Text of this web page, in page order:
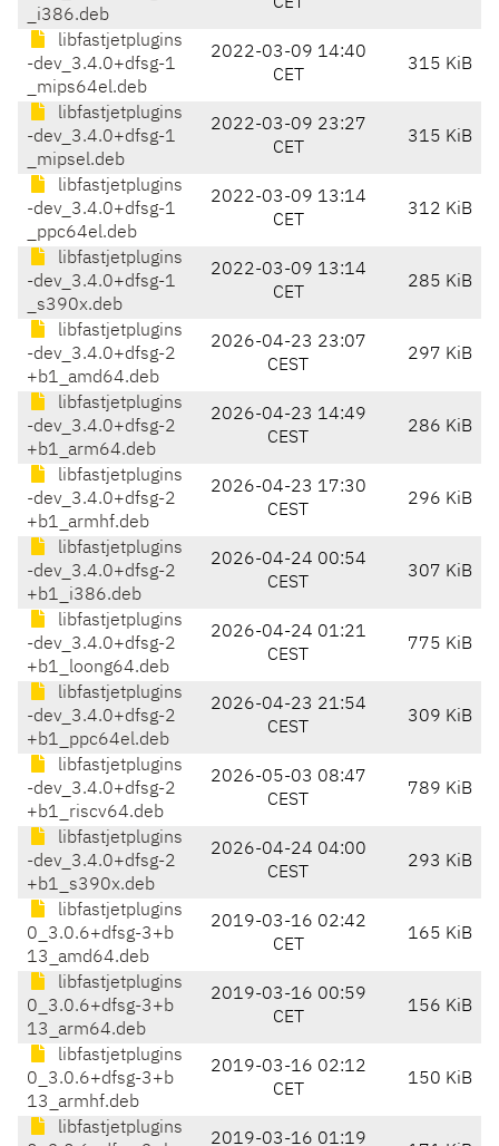
_i386.deb
libfastjetplugins
-dev_3.4.0+dfsg-1
_mips64el.deb
2022-03-09 14:40
CET
315 KiB
libfastjetplugins
-dev_3.4.0+dfsg-1
_mipsel.deb
2022-03-09 23:27
CET
315 KiB
libfastjetplugins
-dev_3.4.0+dfsg-1
_ppc64el.deb
2022-03-09 13:14
CET
312 KiB
libfastjetplugins
-dev_3.4.0+dfsg-1
_s390x.deb
2022-03-09 13:14
CET
285 KiB
libfastjetplugins
-dev_3.4.0+dfsg-2
+b1_amd64.deb
2026-04-23 23:07
CEST
297 KiB
libfastjetplugins
-dev_3.4.0+dfsg-2
+b1_arm64.deb
2026-04-23 14:49
CEST
286 KiB
libfastjetplugins
-dev_3.4.0+dfsg-2
+b1_armhf.deb
2026-04-23 17:30
CEST
296 KiB
libfastjetplugins
-dev_3.4.0+dfsg-2
+b1_i386.deb
2026-04-24 00:54
CEST
307 KiB
libfastjetplugins
-dev_3.4.0+dfsg-2
+b1_loong64.deb
2026-04-24 01:21
CEST
775 KiB
libfastjetplugins
-dev_3.4.0+dfsg-2
+b1_ppc64el.deb
2026-04-23 21:54
CEST
309 KiB
libfastjetplugins
-dev_3.4.0+dfsg-2
+b1_riscv64.deb
2026-05-03 08:47
CEST
789 KiB
libfastjetplugins
-dev_3.4.0+dfsg-2
+b1_s390x.deb
2026-04-24 04:00
CEST
293 KiB
libfastjetplugins
0_3.0.6+dfsg-3+b
13_amd64.deb
2019-03-16 02:42
CET
165 KiB
libfastjetplugins
0_3.0.6+dfsg-3+b
13_arm64.deb
2019-03-16 00:59
CET
156 KiB
libfastjetplugins
0_3.0.6+dfsg-3+b
13_armhf.deb
2019-03-16 02:12
CET
150 KiB
libfastjetplugins
2019-03-16 01:19